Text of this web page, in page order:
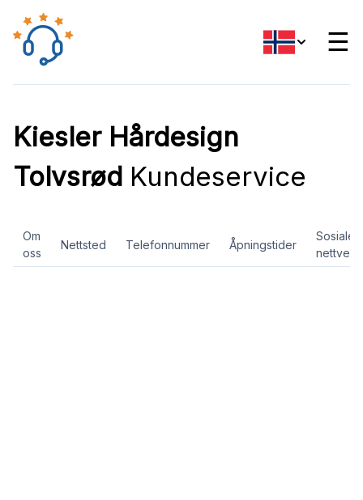
☰
Kiesler Hårdesign
Tolvsrød Kundeservice
Om
oss
Nettsted Telefonnummer Åpningstider
Sosiale
nettverk